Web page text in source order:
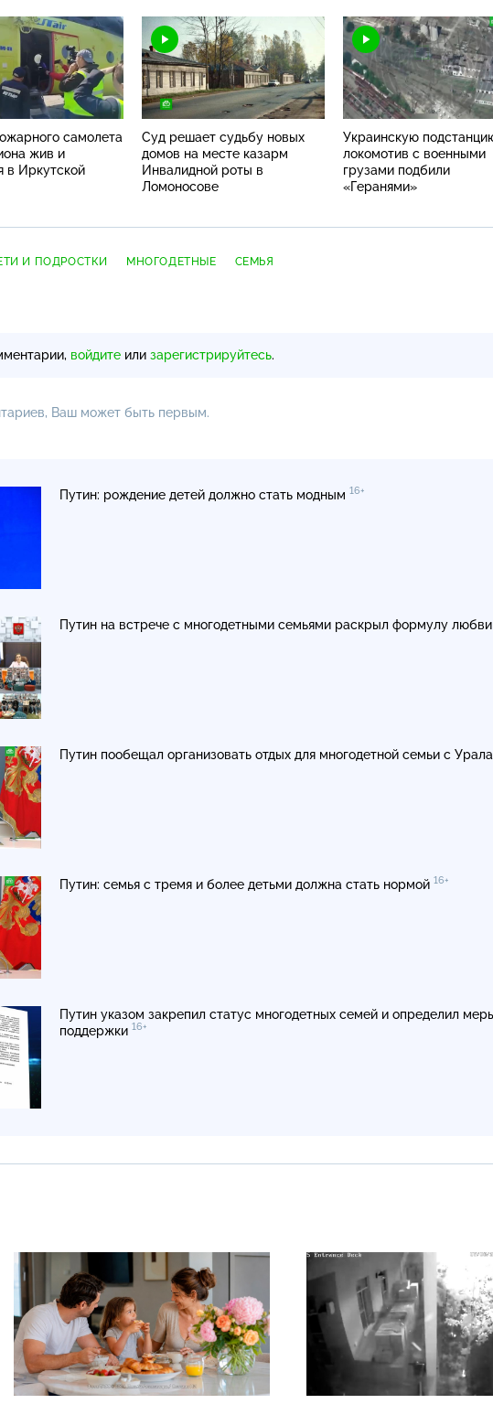
самолета
жив и
в Иркутской
Суд решает судьбу новых
домов на месте казарм
Инвалидной роты в
Ломоносове
Украинскую
локомотив с военными
грузами подбили
«Геранями»
И ПОДРОСТКИ МНОГОДЕТНЫЕ СЕМЬЯ
войдите или зарегистрируйтесь.
Ваш может быть первым.
Путин: рождение детей должно стать модным 16+
Путин на встрече с многодетными семьями раскрыл формулу
Путин пообещал организовать отдых для многодетной семьи с
Путин: семья с тремя и более детьми должна стать нормой 16+
Путин указом закрепил статус многодетных семей и определил
поддержки 16+